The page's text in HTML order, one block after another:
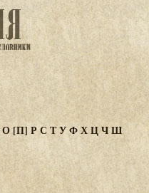
О[П] Р С ТУФХЦЧШ